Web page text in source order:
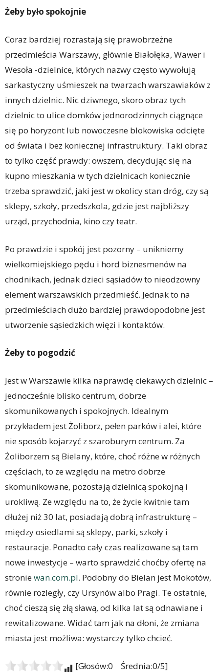
Żeby było spokojnie
Coraz bardziej rozrastają się prawobrzeżne
przedmieścia Warszawy, głównie Białołęka, Wawer i
Wesoła -dzielnice, których nazwy często wywołują
sarkastyczny uśmieszek na twarzach warszawiaków z
innych dzielnic. Nic dziwnego, skoro obraz tych
dzielnic to ulice domków jednorodzinnych ciągnące
się po horyzont lub nowoczesne blokowiska odcięte
od świata i bez koniecznej infrastruktury. Taki obraz
to tylko część prawdy: owszem, decydując się na
kupno mieszkania w tych dzielnicach koniecznie
trzeba sprawdzić, jaki jest w okolicy stan dróg, czy są
sklepy, szkoły, przedszkola, gdzie jest najbliższy
urząd, przychodnia, kino czy teatr.
Po prawdzie i spokój jest pozorny – unikniemy
wielkomiejskiego pędu i hord biznesmenów na
chodnikach, jednak dzieci sąsiadów to nieodzowny
element warszawskich przedmieść. Jednak to na
przedmieściach dużo bardziej prawdopodobne jest
utworzenie sąsiedzkich więzi i kontaktów.
Żeby to pogodzić
Jest w Warszawie kilka naprawdę ciekawych dzielnic –
jednocześnie blisko centrum, dobrze
skomunikowanych i spokojnych. Idealnym
przykładem jest Żoliborz, pełen parków i alei, które
nie sposób kojarzyć z szaroburym centrum. Za
Żoliborzem są Bielany, które, choć różne w różnych
częściach, to ze względu na metro dobrze
skomunikowane, pozostają dzielnicą spokojną i
urokliwą. Ze względu na to, że życie kwitnie tam
dłużej niż 30 lat, posiadają dobrą infrastrukturę –
między osiedlami są sklepy, parki, szkoły i
restauracje. Ponadto cały czas realizowane są tam
nowe inwestycje – warto sprawdzić choćby ofertę na
stroniewan.com.pl. Podobny do Bielan jest Mokotów,
równie rozległy, czy Ursynów albo Pragi. Te ostatnie,
choć cieszą się złą sławą, od kilka lat są odnawiane i
rewitalizowane. Widać tam jak na dłoni, że zmiana
miasta jest możliwa: wystarczy tylko chcieć.
[Głosów:0 Średnia:0/5]